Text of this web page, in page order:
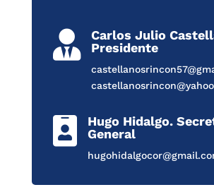

Carlos Julio
Presidente

Hugo Hidalgo.
General